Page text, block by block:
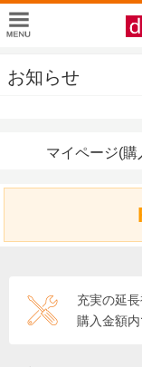
お知らせ
マイページ(
充実の延
購入金額